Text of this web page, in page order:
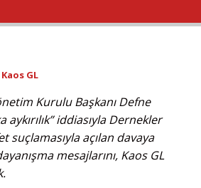
Kaos GL
Kurulu Başkanı Defne
aykırılık” iddiasıyla Dernekler
suçlamasıyla açılan davaya
mesajlarını, Kaos GL